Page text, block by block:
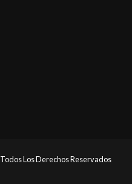
Todos Los Derechos Reservados